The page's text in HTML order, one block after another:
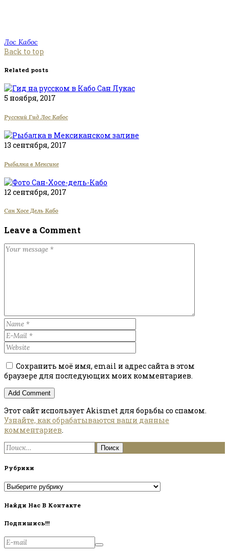
Лос Кабос
Back to top
Related posts
5 ноября, 2017
Русский Гид Лос Кабос
13 сентября, 2017
Рыбалка в Мексике
12 сентября, 2017
Сан Хосе Дель Кабо
Leave a Comment
Сохранить моё имя, email и адрес сайта в этом
браузере для последующих моих комментариев.
Этот сайт использует Akismet для борьбы со спамом.
Узнайте, как обрабатываются ваши данные
комментариев.
Найти:
Рубрики
Рубрики
Найди Нас В Контакте
Подпишись!!!